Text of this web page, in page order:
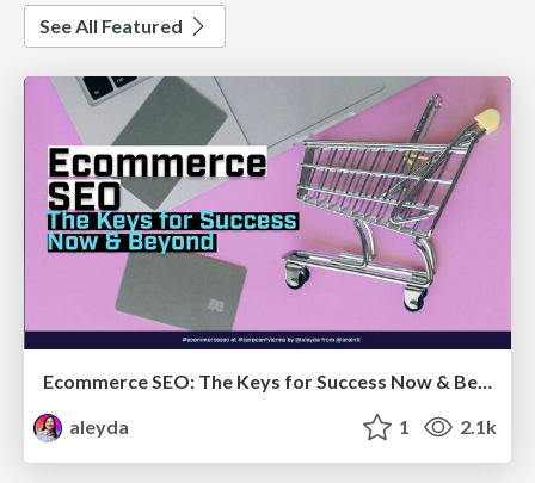
See All Featured
Ecommerce SEO: The Keys for Success Now & Beyond - #SERPConf2024
aleyda
1 2.1k